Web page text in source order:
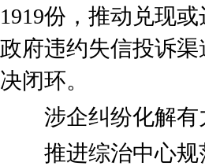
1919份，推动兑现
政府违约失信投诉
决闭环。
涉企纠纷化解有
推进综治中心规